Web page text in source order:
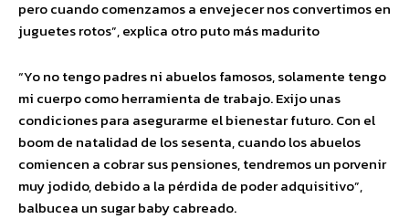
pero cuando comenzamos a envejecer nos convertimos en
juguetes rotos”, explica otro puto más madurito
“Yo no tengo padres ni abuelos famosos, solamente tengo
mi cuerpo como herramienta de trabajo. Exijo unas
condiciones para asegurarme el bienestar futuro. Con el
boom de natalidad de los sesenta, cuando los abuelos
comiencen a cobrar sus pensiones, tendremos un porvenir
muy jodido, debido a la pérdida de poder adquisitivo”,
balbucea un sugar baby cabreado.